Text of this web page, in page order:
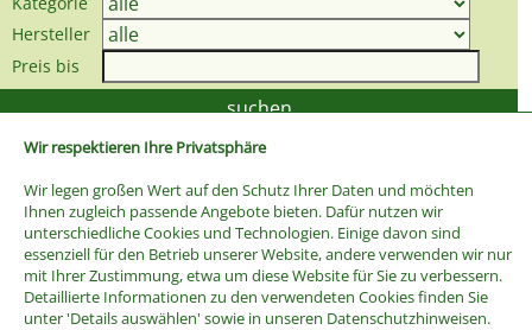
Wir respektieren Ihre Privatsphäre
Wir legen großen Wert auf den Schutz Ihrer Daten und möchten
Ihnen zugleich passende Angebote bieten. Dafür nutzen wir
unterschiedliche Cookies und Technologien. Einige davon sind
essenziell für den Betrieb unserer Website, andere verwenden wir nur
mit Ihrer Zustimmung, etwa um diese Website für Sie zu verbessern.
Detaillierte Informationen zu den verwendeten Cookies finden Sie
unter 'Details auswählen' sowie in unseren Datenschutzhinweisen.
Hersteller
Preis bis